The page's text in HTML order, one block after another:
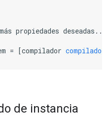
propiedades deseadas...
= [compilador compilador
de instancia